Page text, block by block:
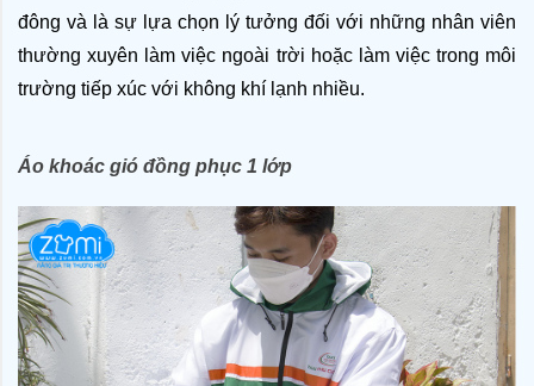
đông và là sự lựa chọn lý tưởng đối với những nhân viên
thường xuyên làm việc ngoài trời hoặc làm việc trong môi
trường tiếp xúc với không khí lạnh nhiều.
Áo khoác gió đồng phục 1 lớp